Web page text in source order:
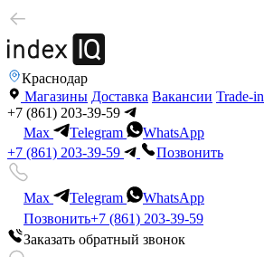
Краснодар
Магазины Доставка Вакансии Trade-in
+7 (861) 203-39-59
Max
Telegram
WhatsApp
+7 (861) 203-39-59
Позвонить
Max Telegram
WhatsApp
Позвонить+7 (861) 203-39-59
Заказать обратный звонок